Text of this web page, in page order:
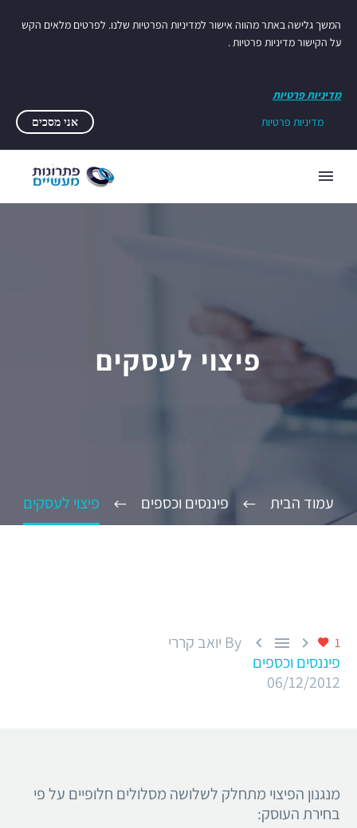
פיצוי לעסקים
עמוד הבית פיננסים וכספים פיצוי לעסקים
1
  
By יואב קררי
פיננסים וכספים
06/12/2012
מנגנון הפיצוי מתחלק לשלושה מסלולים חלופיים על פי
בחירת העוסק:
המשך גלישה באתר מהווה אישור למדיניות הפרטיות שלנו. לפרטים מלאים הקש
על הקישור מדיניות פרטיות .
מדיניות פרטיות
מדיניות פרטיות
אני מסכים